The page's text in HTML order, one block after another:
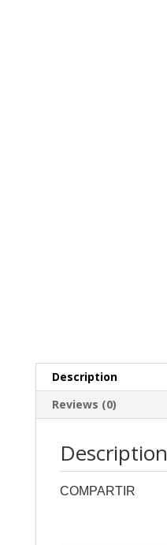
Description
Reviews (0)
Description
COMPARTIR